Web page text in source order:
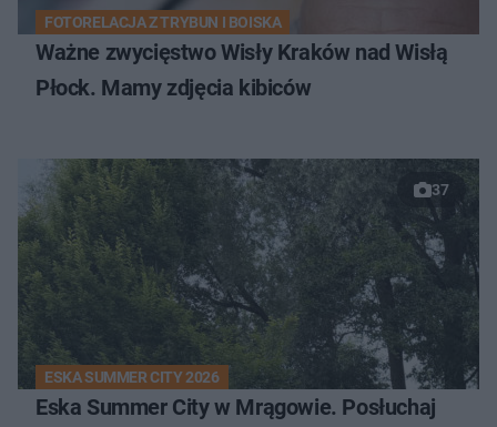
FOTORELACJA Z TRYBUN I BOISKA
Ważne zwycięstwo Wisły Kraków nad Wisłą
Płock. Mamy zdjęcia kibiców
37
ESKA SUMMER CITY 2026
Eska Summer City w Mrągowie. Posłuchaj